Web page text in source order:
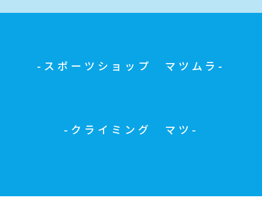
スポーツショップ マツムラ
クライミング マツ